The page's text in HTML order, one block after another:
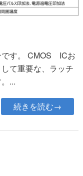
す。 CMOS ICお
て重要な、ラッチ
...
続きを読む→